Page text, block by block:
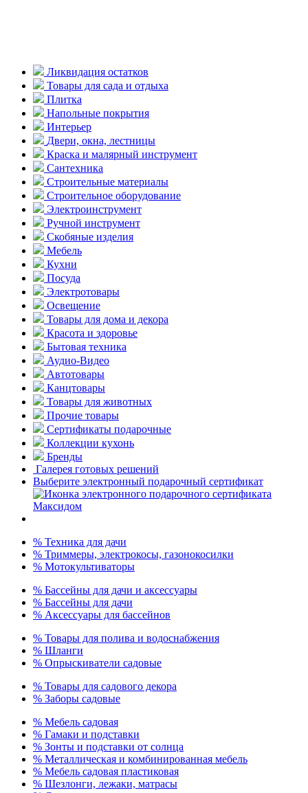
Ликвидация остатков
Товары для сада и отдыха
Плитка
Напольные покрытия
Интерьер
Двери, окна, лестницы
Краска и малярный инструмент
Сантехника
Строительные материалы
Строительное оборудование
Электроинструмент
Ручной инструмент
Скобяные изделия
Мебель
Кухни
Посуда
Электротовары
Освещение
Товары для дома и декора
Красота и здоровье
Бытовая техника
Аудио-Видео
Автотовары
Канцтовары
Товары для животных
Прочие товары
Сертификаты подарочные
Коллекции кухонь
Бренды
Галерея готовых решений
Выберите электронный подарочный сертификат
% Техника для дачи
% Триммеры, электрокосы, газонокосилки
% Мотокультиваторы
% Бассейны для дачи и аксессуары
% Бассейны для дачи
% Аксессуары для бассейнов
% Товары для полива и водоснабжения
% Шланги
% Опрыскиватели садовые
% Товары для садового декора
% Заборы садовые
% Мебель садовая
% Гамаки и подставки
% Зонты и подставки от солнца
% Металлическая и комбинированная мебель
% Мебель садовая пластиковая
% Шезлонги, лежаки, матрасы